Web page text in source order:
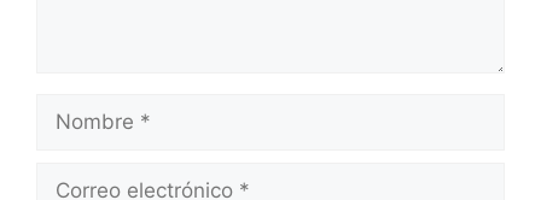
Nombre
Correo